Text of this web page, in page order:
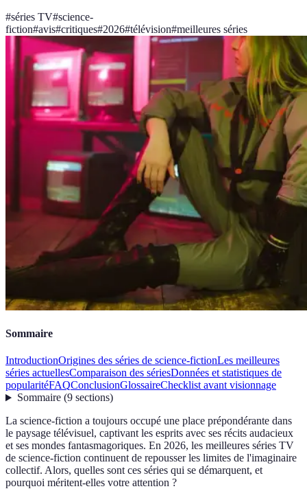
#séries TV#science-
fiction#avis#critiques#2026#télévision#meilleures séries
Sommaire
IntroductionOrigines des séries de science-fictionLes meilleures
séries actuellesComparaison des sériesDonnées et statistiques de
popularitéFAQConclusionGlossaireChecklist avant visionnage
Sommaire(9 sections)
La science-fiction a toujours occupé une place prépondérante dans
le paysage télévisuel, captivant les esprits avec ses récits audacieux
et ses mondes fantasmagoriques. En 2026, les meilleures séries TV
de science-fiction continuent de repousser les limites de l'imaginaire
collectif. Alors, quelles sont ces séries qui se démarquent, et
pourquoi méritent-elles votre attention ?